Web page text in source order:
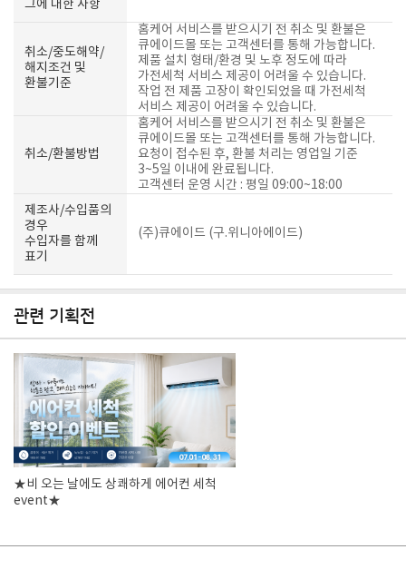
그에 대한 사항
취소/중도해약/
해지조건 및
환불기준
홈케어 서비스를 받으시기 전 취소 및 환불은
큐에이드몰 또는 고객센터를 통해 가능합니다.
제품 설치 형태/환경 및 노후 정도에 따라
가전세척 서비스 제공이 어려울 수 있습니다.
작업 전 제품 고장이 확인되었을 때 가전세척
서비스 제공이 어려울 수 있습니다.
취소/환불방법
홈케어 서비스를 받으시기 전 취소 및 환불은
큐에이드몰 또는 고객센터를 통해 가능합니다.
요청이 접수된 후, 환불 처리는 영업일 기준
3~5일 이내에 완료됩니다.
고객센터 운영 시간 : 평일 09:00~18:00
제조사/수입품의
경우
수입자를 함께
표기
(주)큐에이드 (구.위니아에이드)
관련 기획전
★비 오는 날에도 상쾌하게 에어컨 세척
event★